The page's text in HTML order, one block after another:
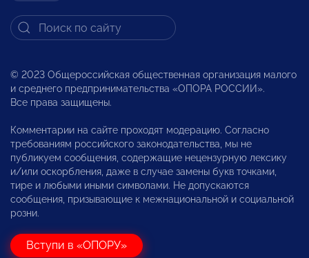
© 2023 Общероссийская общественная организация малого
и среднего предпринимательства «ОПОРА РОССИИ».
Все права защищены.
Комментарии на сайте проходят модерацию. Согласно
требованиям российского законодательства, мы не
публикуем сообщения, содержащие нецензурную лексику
и/или оскорбления, даже в случае замены букв точками,
тире и любыми иными символами. Не допускаются
сообщения, призывающие к межнациональной и социальной
розни.
Вступи в «ОПОРУ»